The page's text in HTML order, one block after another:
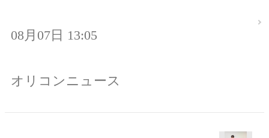
08月07日 13:05
オリコンニュース